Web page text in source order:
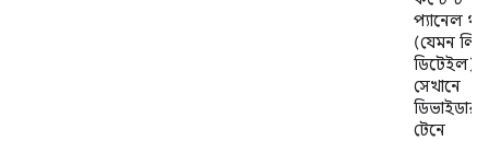
প্যানেল
(যেমন
ডিটেইল),
সেখানে
ডিভাইডার
টেনে